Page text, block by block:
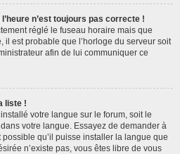
n’est toujours pas correcte !
réglé le fuseau horaire mais que
il est probable que l’horloge du serveur soit
afin de lui communiquer ce
liste !
votre langue sur le forum, soit le
votre langue. Essayez de demander à
qu’il puisse installer la langue que
n’existe pas, vous êtes libre de vous